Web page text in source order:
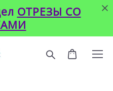
ОТРЕЗЫ СО